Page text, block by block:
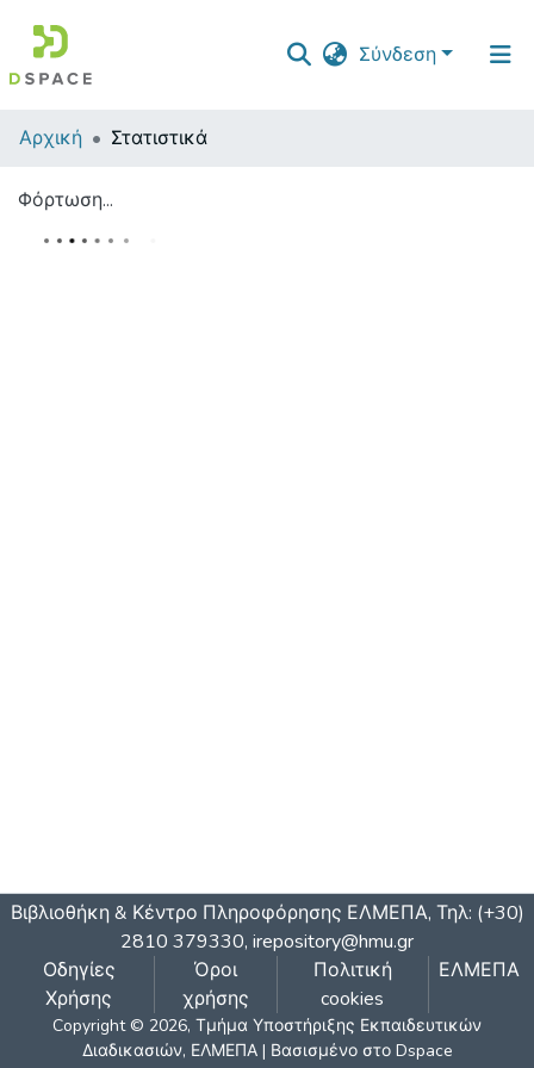
Σύνδεση
Αρχική Στατιστικά
Φόρτωση...
Βιβλιοθήκη & Κέντρο Πληροφόρησης ΕΛΜΕΠΑ, Τηλ: (+30)
2810 379330, irepository@hmu.gr
Οδηγίες
Χρήσης
Όροι
χρήσης
Πολιτική
cookies
ΕΛΜΕΠΑ
Copyright © 2026, Τμήμα Υποστήριξης Εκπαιδευτικών
Διαδικασιών, ΕΛΜΕΠΑ | Βασισμένο στο Dspace